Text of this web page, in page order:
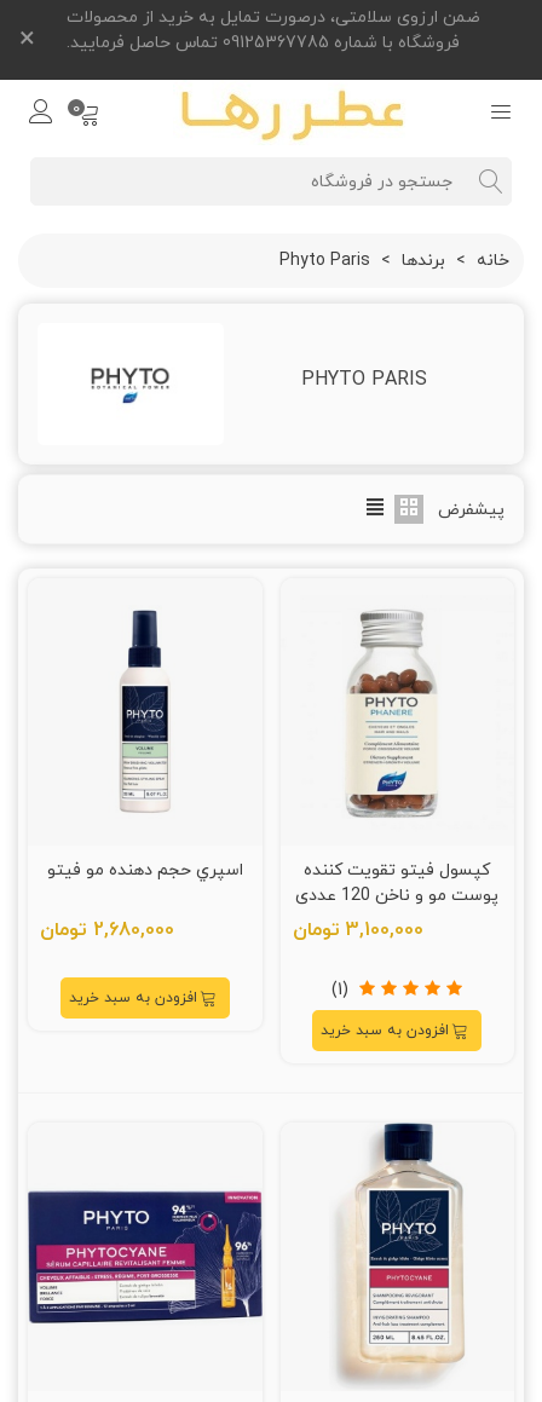
ضمن ارزوی سلامتی، درصورت تمایل به خرید از محصولات
فروشگاه با شماره 09125367785 تماس حاصل فرمایید.
×
0
خانه > برندها >
Phyto Paris
PHYTO PARIS
پیشفرض
کپسول فیتو تقویت کننده
پوست مو و ناخن 120 عددی
3,100,000 تومان
(1)
افزودن به سبد خرید
اسپري حجم دهنده مو فیتو
2,680,000 تومان
افزودن به سبد خرید